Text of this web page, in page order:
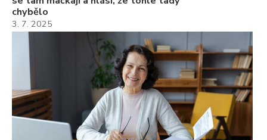
chybělo
3. 7. 2025